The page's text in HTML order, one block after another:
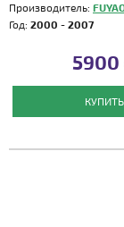
Производитель:
Год: 2000 - 2007
5900
КУПИТЬ